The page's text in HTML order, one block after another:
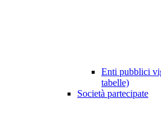
Enti pubblici
tabelle)
Società partecipate